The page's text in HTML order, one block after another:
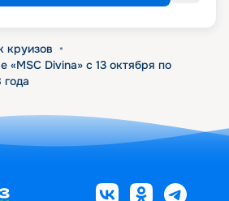
круизов •
«MSC Divina» с 13 октября по